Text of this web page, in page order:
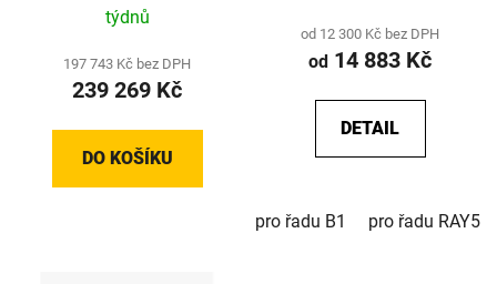
týdnů
197 743 Kč bez DPH
239 269 Kč
DO KOŠÍKU
od 12 300 Kč bez DPH
od 14 883 Kč
DETAIL
pro řadu B1 pro řadu RAY5